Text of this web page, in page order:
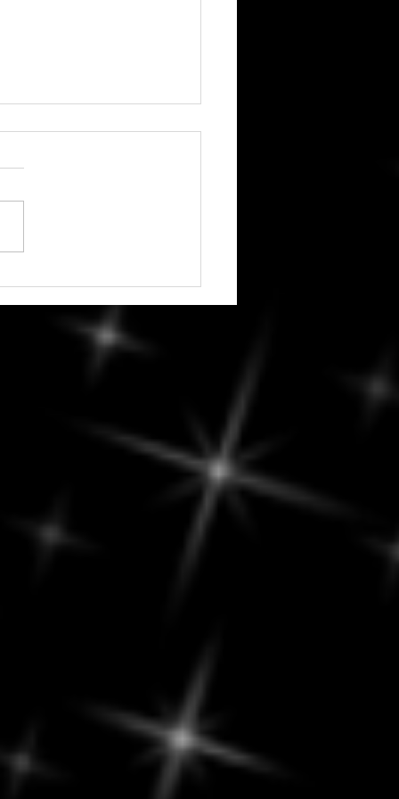
constructifs et
réfléchies